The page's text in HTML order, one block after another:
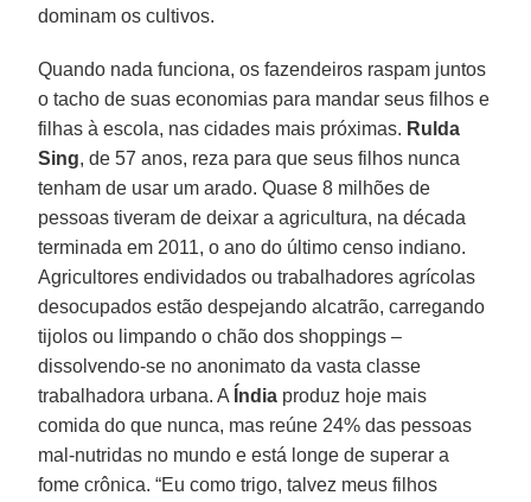
dominam os cultivos.
Quando nada funciona, os fazendeiros raspam juntos
o tacho de suas economias para mandar seus filhos e
filhas à escola, nas cidades mais próximas. Rulda
Sing, de 57 anos, reza para que seus filhos nunca
tenham de usar um arado. Quase 8 milhões de
pessoas tiveram de deixar a agricultura, na década
terminada em 2011, o ano do último censo indiano.
Agricultores endividados ou trabalhadores agrícolas
desocupados estão despejando alcatrão, carregando
tijolos ou limpando o chão dos shoppings –
dissolvendo-se no anonimato da vasta classe
trabalhadora urbana. A Índia produz hoje mais
comida do que nunca, mas reúne 24% das pessoas
mal-nutridas no mundo e está longe de superar a
fome crônica. “Eu como trigo, talvez meus filhos